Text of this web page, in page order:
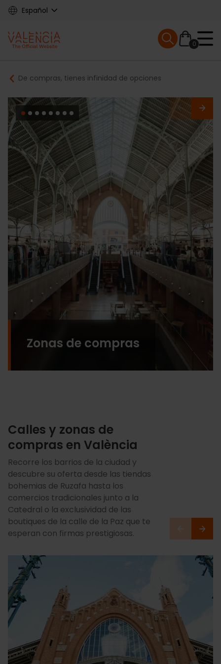
Skip
content
Español
Main
navigation
0
Mobile menu
Breadcrumb
De compras, tienes infinidad de opciones
Zonas de compras
Calles y zonas de
compras en València
Recorre los barrios de la ciudad y
descubre su oferta desde las tiendas
bohemias de Ruzafa hasta los
comercios tradicionales junto a la
Catedral o la exclusividad de las
boutiques de la calle de la Paz que te
esperan con firmas prestigiosas.